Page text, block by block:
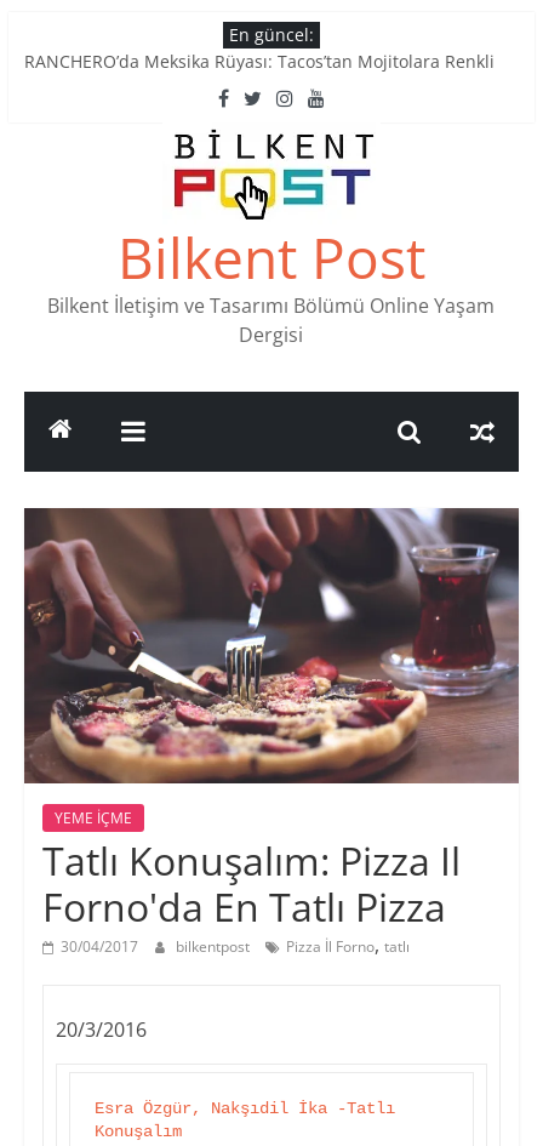
to
En güncel:
RANCHERO’da Meksika Rüyası: Tacos’tan Mojitolara Renkli
Ankara’nın Ruhunu Notalarda Yaşatan 4 Müzik Durağı
Pullardaki tarih: PTT Pul Müzesi
Stamp Collectors Unite: Places to Find Stamps in Ankara
Tatlı Konuşalım: Ankara’nın 4 Köklü Pastanesi
Bilkent Post
Bilkent İletişim ve Tasarımı Bölümü Online Yaşam
Dergisi
YEME İÇME
Tatlı Konuşalım: Pizza Il
Forno'da En Tatlı Pizza
30/04/2017 bilkentpost Pizza İl Forno, tatlı
20/3/2016
Esra Özgür, Nakşıdil İka -Tatlı
Konuşalım